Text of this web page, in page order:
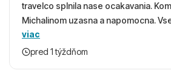
travelco splnila nase ocakavania.
Michalinom uzasna a napomocna.
vecernych hodinach zaco sa
krasny, cisty. Sluzby top. Strava,
viac
pred 1 týždňom